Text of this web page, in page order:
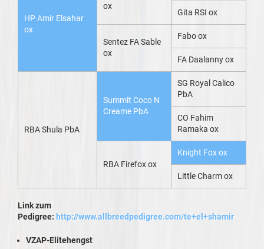
HP Amir Elsahar
ox
ox
Gita RSI ox
Sentez FA Sable
ox
Fabo ox
FA Daalanny ox
RBA Shula PbA
Summit Coco N
Creame PbA
SG Royal Calico
PbA
CO Fahim
Ramaka ox
RBA Firefox ox
Knight Fox ox
Little Charm ox
Link zum
Pedigree: http://www.allbreedpedigree.com/te+el+shamir
VZAP-Elitehengst